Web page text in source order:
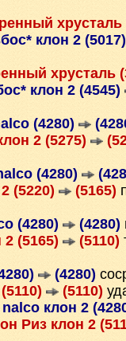
клон 2
хрусталь
клон 2 (4545)
(4280)
2 (5275)
(4280)
(5220) (5165)
(4280) (4280)
(5165) (5110)
(4280)
(5110)
nalco клон 2
Риз клон 2